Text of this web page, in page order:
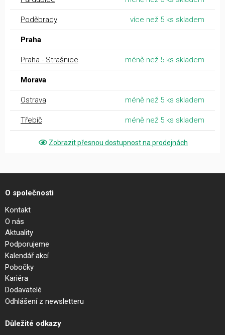
Poděbrady více než 5 ks skladem
Praha
Praha - Strašnice méně než 5 ks skladem
Morava
Ostrava méně než 5 ks skladem
Třebíč méně než 5 ks skladem
Zobrazit přesnou dostupnost na prodejnách
O společnosti
Kontakt
O nás
Aktuality
Podporujeme
Kalendář akcí
Pobočky
Kariéra
Dodavatelé
Odhlášení z newsletteru
Důležité odkazy